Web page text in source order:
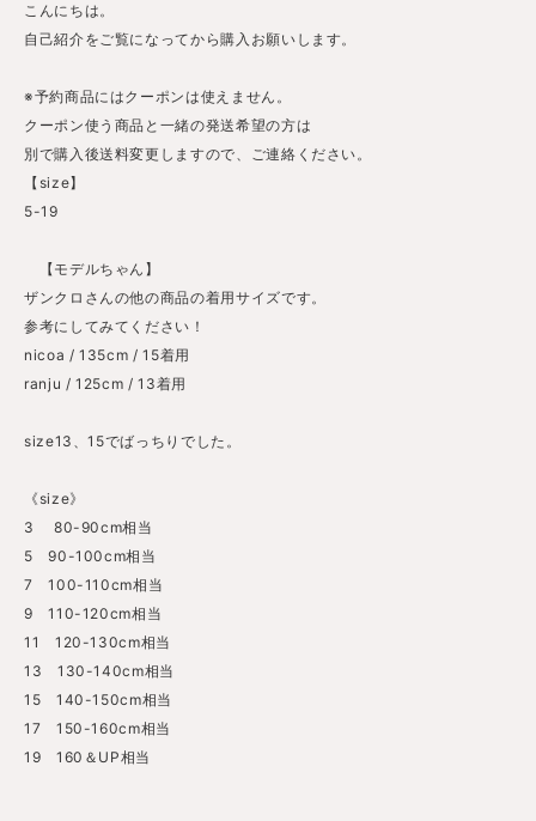
こんにちは。
自己紹介をご覧になってから購入お願いします。
※予約商品にはクーポンは使えません。
クーポン使う商品と一緒の発送希望の方は
別で購入後送料変更しますので、ご連絡ください。
【size】
5-19
【モデルちゃん】
ザンクロさんの他の商品の着用サイズです。
参考にしてみてください！
nicoa / 135cm / 15着用
ranju / 125cm / 13着用
size13、15でばっちりでした。
《size》
3 80-90cm相当
5 90-100cm相当
7 100-110cm相当
9 110-120cm相当
11 120-130cm相当
13 130-140cm相当
15 140-150cm相当
17 150-160cm相当
19 160＆UP相当